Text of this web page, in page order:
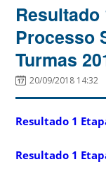
Resultado
Processo
Turmas
20/09/2018 14:32
Resultado 1
Resultado 1